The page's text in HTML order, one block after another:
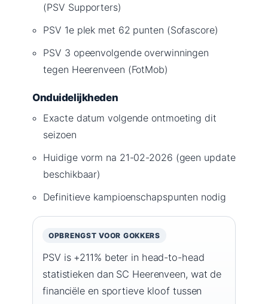
(PSV Supporters)
PSV 1e plek met 62 punten (Sofascore)
PSV 3 opeenvolgende overwinningen
tegen Heerenveen (FotMob)
Onduidelijkheden
Exacte datum volgende ontmoeting dit
seizoen
Huidige vorm na 21-02-2026 (geen update
beschikbaar)
Definitieve kampioenschapspunten nodig
OPBRENGST VOOR GOKKERS
PSV is +211% beter in head-to-head
statistieken dan SC Heerenveen, wat de
financiële en sportieve kloof tussen